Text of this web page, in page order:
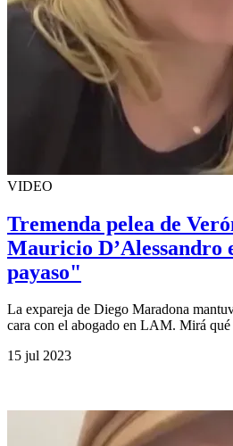
VIDEO
Tremenda pelea de
Mauricio D’Alessandro
payaso"
La expareja de Diego Maradona
cara con el abogado en LAM. Mirá qué
15 jul 2023